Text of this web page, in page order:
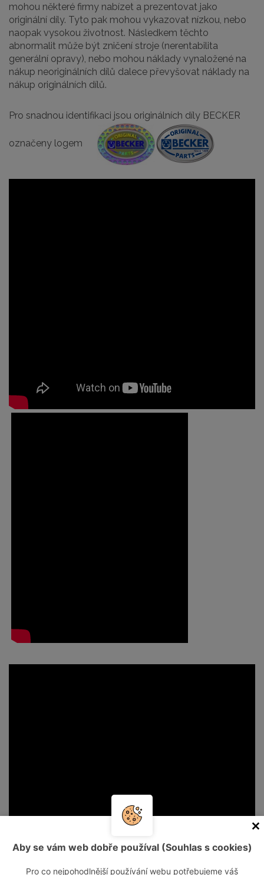
mohou některé firmy nabízet a prezentovat jako
originální díly. Tyto pak mohou vykazovat nízkou, nebo
naopak vysokou životnost. Následkem těchto
abnormalit může být zničení stroje (nerentabilita
generální opravy), nebo mohou náklady vynaložené na
nákup neoriginálních dílů dalece převyšovat náklady na
nákup originálních dílů.
Pro snadnou identifikaci jsou originálních díly BECKER
označeny logem
Aby se vám web dobře používal (Souhlas s cookies)
Pro co nejpohodlnější používání webu potřebujeme váš